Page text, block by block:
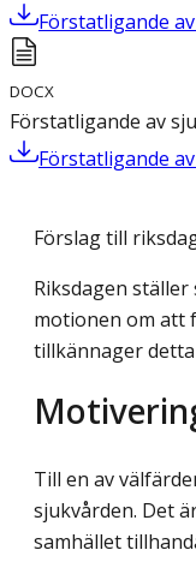
Förstatligande
DOCX
Förstatligande av
Förstatligande
Förslag till
Riksdagen
motionen om att
tillkännager
Till en av
sjukvården. Det
samhället